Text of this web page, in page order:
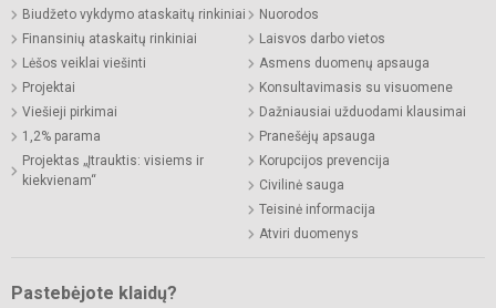
Biudžeto vykdymo ataskaitų rinkiniai
Finansinių ataskaitų rinkiniai
Lėšos veiklai viešinti
Projektai
Viešieji pirkimai
1,2% parama
Projektas „Įtrauktis: visiems ir
kiekvienam“
Nuorodos
Laisvos darbo vietos
Asmens duomenų apsauga
Konsultavimasis su visuomene
Dažniausiai užduodami klausimai
Pranešėjų apsauga
Korupcijos prevencija
Civilinė sauga
Teisinė informacija
Atviri duomenys
Pastebėjote klaidų?